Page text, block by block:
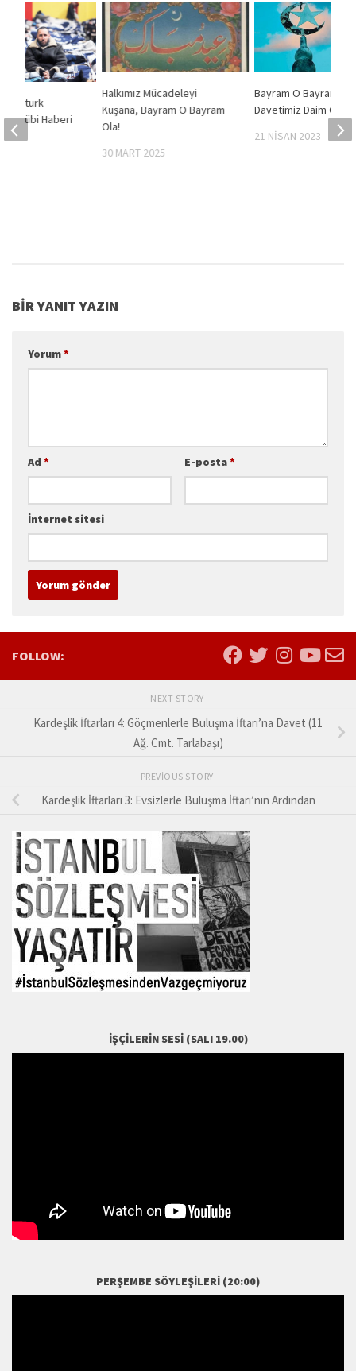
Halkımız Mücadeleyi
Kuşana, Bayram O Bayram
Ola!
30 MART 2025
Bayram O Bayram
Davetimiz Daim Ola!
21 NISAN 2023
Tecrübi Haberi
BIR YANIT YAZIN
Yorum*
Ad * E-posta*
İnternet sitesi
FOLLOW:
NEXT STORY
Kardeşlik İftarları 4: Göçmenlerle Buluşma İftarı’na Davet (11
Ağ. Cmt. Tarlabaşı)
PREVIOUS STORY
Kardeşlik İftarları 3: Evsizlerle Buluşma İftarı’nın Ardından
İŞÇILERIN SESI (SALI 19.00)
PERŞEMBE SÖYLEŞILERI (20:00)